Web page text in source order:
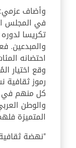
وأضاف عزمي:
في المجلس
تكريسا
والمبدعين.
احتضانه
وقع اختيار
رموز
كل منهم في
والوطن
المتميزة
"نهضة